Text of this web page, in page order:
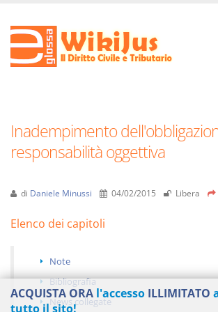
Inadempimento
responsabilità oggettiva
di Daniele Minussi 04/02/2015 Libera
Elenco dei capitoli
Note
Bibliografia
News collegate
ACQUISTA ORA l'accesso ILLIMITATO
tutto il sito!